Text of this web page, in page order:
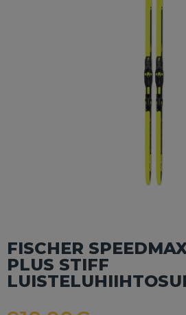
FISCHER
PLUS STIFF